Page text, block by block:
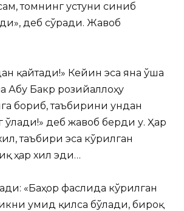
томнинг устуни синиб
деб сўради. Жавоб
қайтади!» Кейин эса яна ўша
Абу Бакр розийаллоҳу
бориб, таъбирини ундан
ўлади!» деб жавоб берди у. Ҳар
таъбири эса кўрилган
ҳар хил эди…
«Баҳор фаслида кўрилган
умид қилса бўлади, бироқ